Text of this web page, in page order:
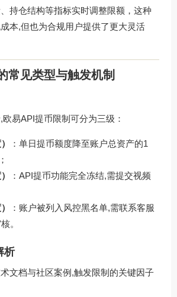
持仓结构等指标实时调整限额，这种
本,但也为合规用户提供了更大灵活
常见类型与触发机制
易API提币限制可分为三级：
：单日提币额度降至账户总资产的1
：API提币功能完全冻结,需提交视频
：账户被列入风控黑名单,需联系客服
。
析
文档与社区案例,触发限制的关键因子